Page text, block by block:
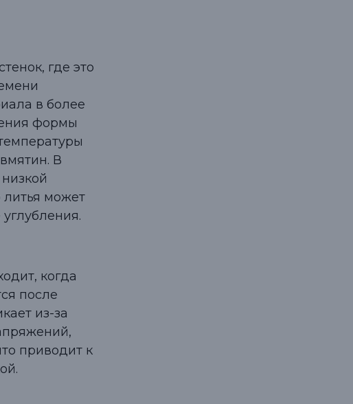
где это
в более
формы
В
может
когда
после
из-за
приводит к